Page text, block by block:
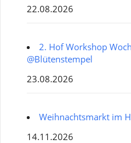
22.08.2026
2. Hof Workshop
@Blütenstempel
23.08.2026
Weihnachtsmarkt im
14.11.2026